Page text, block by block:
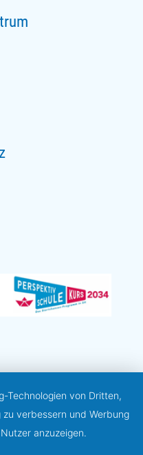
Technologien von Dritten,
verbessern und Werbung
anzuzeigen.